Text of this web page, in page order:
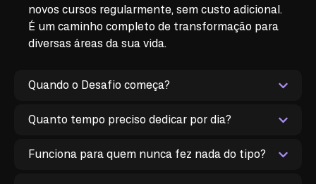
novos cursos regularmente, sem custo adicional.
É um caminho completo de transformação para
diversas áreas da sua vida.
Quando o Desafio começa?
Quanto tempo preciso dedicar por dia?
Funciona para quem nunca fez nada do tipo?